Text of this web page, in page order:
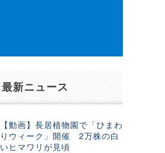
最新ニュース
【動画】長居植物園で「ひまわ
りウィーク」開催 2万株の白
いヒマワリが見頃